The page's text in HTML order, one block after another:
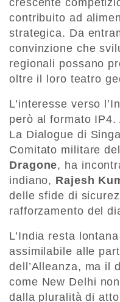
contribuito ad
strategica. Da
convinzione che
regionali possano
oltre il loro teatro
L’interesse verso
però al formato
La Dialogue di
Comitato militare
Dragone, ha
indiano, Rajesh
delle sfide di
rafforzamento del
L’India resta
assimilabile alle
dell’Alleanza, ma il
come New Delhi
dalla pluralità di